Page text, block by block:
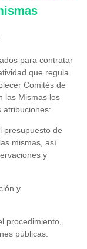
para contratar
que regula
Comités de
las Mismas los
atribuciones:
presupuesto de
mismas, así
y
y
procedimiento,
públicas.